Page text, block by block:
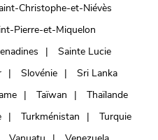
Christophe-et-Niévès
Pierre-et-Miquelon
Sainte Lucie
Slovénie
Sri Lanka
Taïwan
Thaïlande
Turkménistan
Turquie